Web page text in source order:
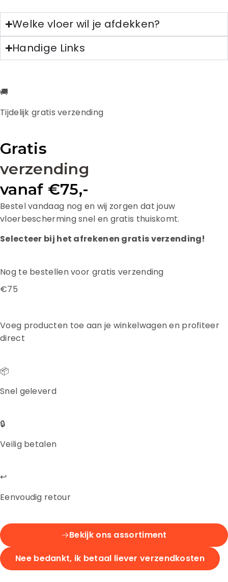
Welke vloer wil je afdekken?
Handige Links
🚚
Tijdelijk gratis verzending
Gratis
verzending
vanaf €75,-
Bestel vandaag nog en wij zorgen dat jouw
vloerbescherming snel en gratis thuiskomt.
Selecteer bij het afrekenen gratis verzending!
Nog te bestellen voor gratis verzending
€75
Voeg producten toe aan je winkelwagen en profiteer
direct
📦
Snel geleverd
🔒
Veilig betalen
↩️
Eenvoudig retour
Bekijk ons assortiment
Nee bedankt, ik betaal liever verzendkosten